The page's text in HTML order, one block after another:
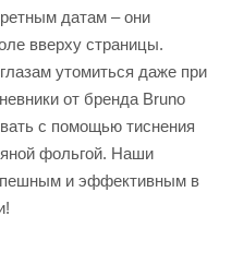
датам – они
вверху страницы.
утомиться даже при
от бренда Bruno
с помощью тиснения
фольгой. Наши
и эффективным в